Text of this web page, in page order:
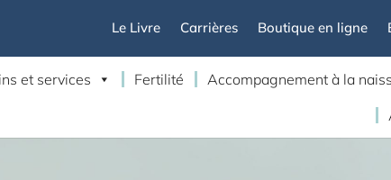
Le Livre Carrières Boutique en ligne
et services Fertilité Accompagnement à la